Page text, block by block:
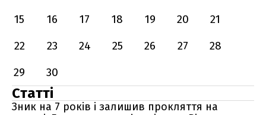
15
16 17 18 19 20
21
22
23 24 25 26 27
28
29
30
Статті
Зник на 7 років і залишив прокляття на